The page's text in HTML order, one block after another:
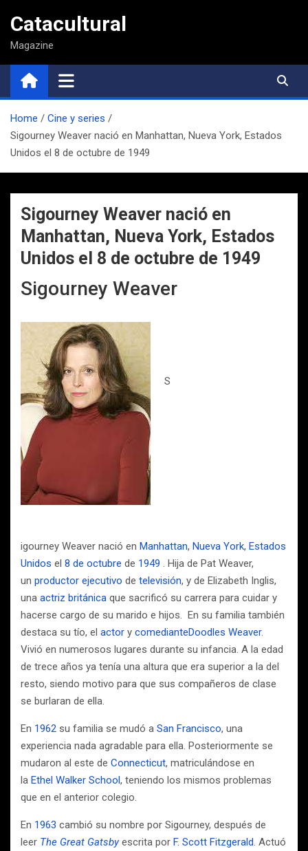
contenido
Catacultural
Magazine
Home
Cine y series
Sigourney Weaver nació en Manhattan, Nueva York, Estados
Unidos el 8 de octubre de 1949
Sigourney Weaver nació en
Manhattan, Nueva York, Estados
Unidos el 8 de octubre de 1949
Sigourney Weaver
S
igourney Weaver nació en Manhattan, Nueva York, Estados
Unidos el 8 de octubre de 1949 . Hija de Pat Weaver,
un productor ejecutivo de televisión, y de Elizabeth Inglis,
una actriz británica que sacrificó su carrera para cuidar y
hacerse cargo de su marido e hijos. En su familia también
destaca su tío, el actor y comedianteDoodles Weaver.
Vivió en numerosos lugares durante su infancia. A la edad
de trece años ya tenía una altura que era superior a la del
resto, siendo motivo para que sus compañeros de clase
se burlaran de ella.
En 1962 su familia se mudó a San Francisco, una
experiencia nada agradable para ella. Posteriormente se
mudaron al este de Connecticut, matriculándose en
la Ethel Walker School, teniendo los mismos problemas
que en el anterior colegio.
En 1963 cambió su nombre por Sigourney, después de
leer The Great Gatsbyescrita por F. Scott Fitzgerald. Actuó